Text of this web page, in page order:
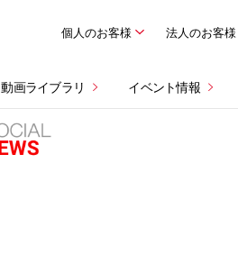
個人のお客様 法人のお客様
動画ライブラリ イベント情報